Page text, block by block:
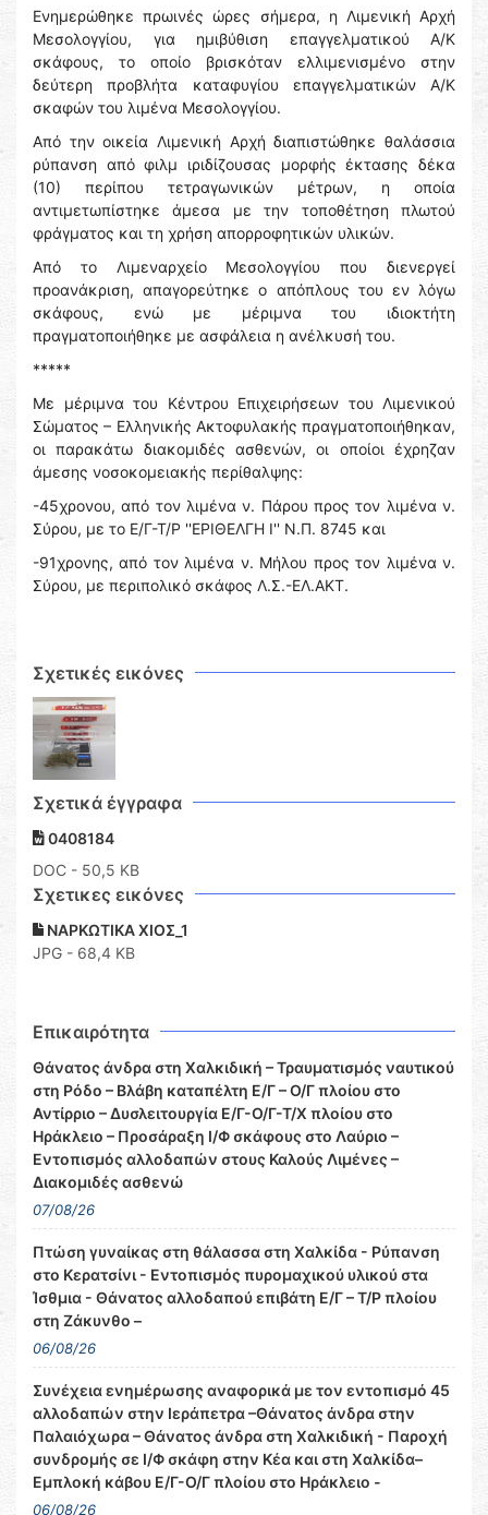
Ενημερώθηκε πρωινές ώρες σήμερα, η Λιμενική Αρχή
Μεσολογγίου, για ημιβύθιση επαγγελματικού Α/Κ
σκάφους, το οποίο βρισκόταν ελλιμενισμένο στην
δεύτερη προβλήτα καταφυγίου επαγγελματικών Α/Κ
σκαφών του λιμένα Μεσολογγίου.
Από την οικεία Λιμενική Αρχή διαπιστώθηκε θαλάσσια
ρύπανση από φιλμ ιριδίζουσας μορφής έκτασης δέκα
(10) περίπου τετραγωνικών μέτρων, η οποία
αντιμετωπίστηκε άμεσα με την τοποθέτηση πλωτού
φράγματος και τη χρήση απορροφητικών υλικών.
Από το Λιμεναρχείο Μεσολογγίου που διενεργεί
προανάκριση, απαγορεύτηκε ο απόπλους του εν λόγω
σκάφους, ενώ με μέριμνα του ιδιοκτήτη
πραγματοποιήθηκε με ασφάλεια η ανέλκυσή του.
*****
Με μέριμνα του Κέντρου Επιχειρήσεων του Λιμενικού
Σώματος – Ελληνικής Ακτοφυλακής πραγματοποιήθηκαν,
οι παρακάτω διακομιδές ασθενών, οι οποίοι έχρηζαν
άμεσης νοσοκομειακής περίθαλψης:
-45χρονου, από τον λιμένα ν. Πάρου προς τον λιμένα ν.
Σύρου, με το Ε/Γ-Τ/Ρ ''ΕΡΙΘΕΛΓΗ Ι'' Ν.Π. 8745 και
-91χρονης, από τον λιμένα ν. Μήλου προς τον λιμένα ν.
Σύρου, με περιπολικό σκάφος Λ.Σ.-ΕΛ.ΑΚΤ.
Σχετικές εικόνες
Σχετικά έγγραφα
0408184
DOC - 50,5 KB
Σχετικες εικόνες
ΝΑΡΚΩΤΙΚΑ ΧΙΟΣ_1
JPG - 68,4 KB
Επικαιρότητα
Θάνατος άνδρα στη Χαλκιδική – Τραυματισμός ναυτικού
στη Ρόδο – Βλάβη καταπέλτη Ε/Γ – Ο/Γ πλοίου στο
Αντίρριο – Δυσλειτουργία Ε/Γ-Ο/Γ-Τ/Χ πλοίου στο
Ηράκλειο – Προσάραξη Ι/Φ σκάφους στο Λαύριο –
Εντοπισμός αλλοδαπών στους Καλούς Λιμένες –
Διακομιδές ασθενώ
07/08/26
Πτώση γυναίκας στη θάλασσα στη Χαλκίδα - Ρύπανση
στο Κερατσίνι - Εντοπισμός πυρομαχικού υλικού στα
Ίσθμια - Θάνατος αλλοδαπού επιβάτη Ε/Γ – Τ/Ρ πλοίου
στη Ζάκυνθο –
06/08/26
Συνέχεια ενημέρωσης αναφορικά με τον εντοπισμό 45
αλλοδαπών στην Ιεράπετρα –Θάνατος άνδρα στην
Παλαιόχωρα – Θάνατος άνδρα στη Χαλκιδική - Παροχή
συνδρομής σε Ι/Φ σκάφη στην Κέα και στη Χαλκίδα–
Εμπλοκή κάβου Ε/Γ-Ο/Γ πλοίου στο Ηράκλειο -
06/08/26